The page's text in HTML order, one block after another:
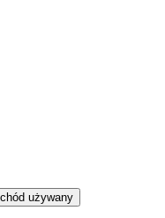
używany